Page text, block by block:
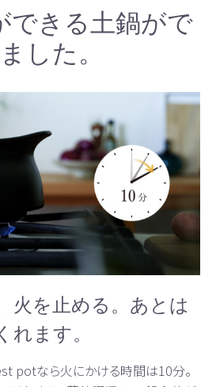
できる土鍋がで
した。
火を止める。あとは
れます。
potなら火にかける時間は10分。